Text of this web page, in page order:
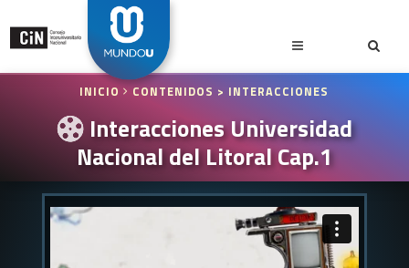
INICIO CONTENIDOS > INTERACCIONES
Interacciones Universidad
Nacional del Litoral Cap.1